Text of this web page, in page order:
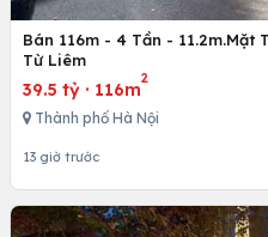
Bán 116m - 4 Tần - 11.2m.Mặt
Từ Liêm
39.5 tỷ · 116m
2
Thành phố Hà Nội
13 giờ trước